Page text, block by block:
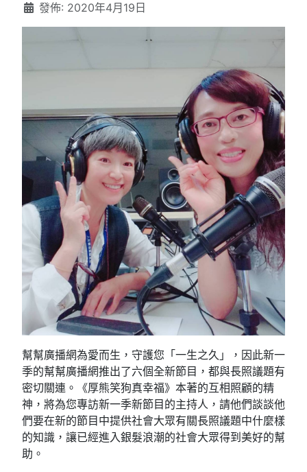
發佈: 2020年4月19日
幫幫廣播網為愛而生，守護您「一生之久」，因此新一
季的幫幫廣播網推出了六個全新節目，都與長照議題有
密切關連。《厚熊笑狗真幸福》本著的互相照顧的精
神，將為您專訪新一季新節目的主持人，請他們談談他
們要在新的節目中提供社會大眾有關長照議題中什麼樣
的知識，讓已經進入銀髮浪潮的社會大眾得到美好的幫
助。